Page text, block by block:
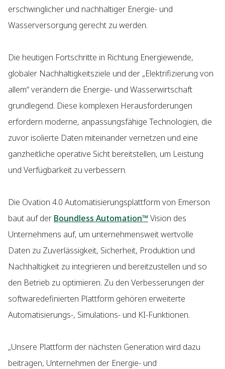
erschwinglicher und nachhaltiger Energie- und
Wasserversorgung gerecht zu werden.
Die heutigen Fortschritte in Richtung Energiewende,
globaler Nachhaltigkeitsziele und der „Elektrifizierung von
allem“ verändern die Energie- und Wasserwirtschaft
grundlegend. Diese komplexen Herausforderungen
erfordern moderne, anpassungsfähige Technologien, die
zuvor isolierte Daten miteinander vernetzen und eine
ganzheitliche operative Sicht bereitstellen, um Leistung
und Verfügbarkeit zu verbessern.
Die Ovation 4.0 Automatisierungsplattform von Emerson
baut auf der Boundless Automation™ Vision des
Unternehmens auf, um unternehmensweit wertvolle
Daten zu Zuverlässigkeit, Sicherheit, Produktion und
Nachhaltigkeit zu integrieren und bereitzustellen und so
den Betrieb zu optimieren. Zu den Verbesserungen der
softwaredefinierten Plattform gehören erweiterte
Automatisierungs-, Simulations- und KI-Funktionen.
„Unsere Plattform der nächsten Generation wird dazu
beitragen, Unternehmen der Energie- und